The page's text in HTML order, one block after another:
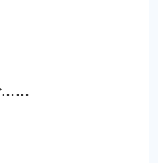
……